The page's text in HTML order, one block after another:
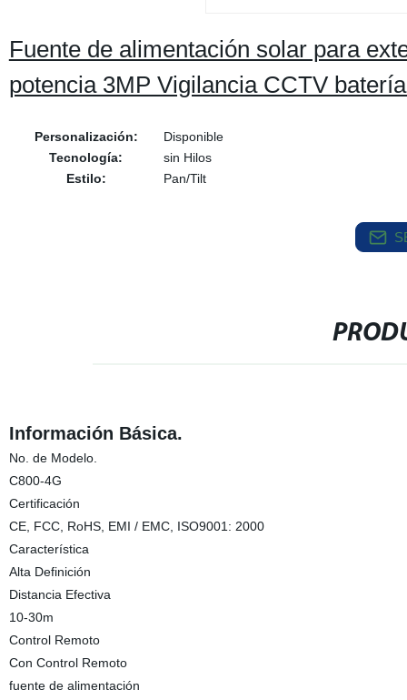
Fuente de alimentación solar para
potencia 3MP Vigilancia CCTV
Personalización:
Disponible
Tecnología:
sin Hilos
Estilo:
Pan/Tilt
Información Básica.
No. de Modelo.
C800-4G
Certificación
CE, FCC, RoHS, EMI / EMC, ISO9001: 2000
Característica
Alta Definición
Distancia Efectiva
10-30m
Control Remoto
Con Control Remoto
fuente de alimentación